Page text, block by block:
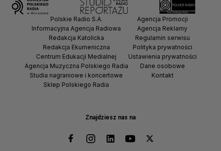
Znajdziesz nas na
Polskie Radio S.A.
Informacyjna Agencja Radiowa
Redakcja Katolicka
Redakcja Ekumeniczna
Centrum Edukacji Medialnej
Agencja Muzyczna Polskiego Radia
Studia nagraniowe i koncertowe
Sklep Polskiego Radia
Agencja Promocji
Agencja Reklamy
Regulamin serwisu
Polityka prywatności
Ustawienia prywatności
Dane osobowe
Kontakt